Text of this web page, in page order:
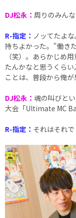
DJ松永： 周りのみんな
R-指定： ノッてたよ
持ちよかった。”働き
（笑）。あらかじめ
たんかなと思うくら
ことは、普段から俺が
DJ松永： 魂の叫びと
大会「Ultimate MC
R-指定： それはそれ